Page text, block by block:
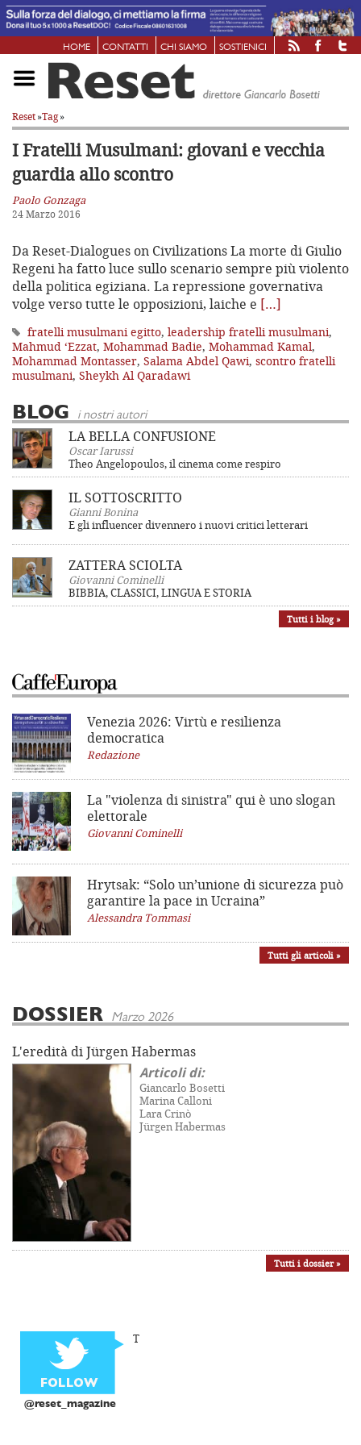
HOME CONTATTI CHI SIAMO SOSTIENICI
Reset»Tag»
I Fratelli Musulmani: giovani e vecchia
guardia allo scontro
Paolo Gonzaga
24 Marzo 2016
Da Reset-Dialogues on Civilizations La morte di Giulio
Regeni ha fatto luce sullo scenario sempre più violento
della politica egiziana. La repressione governativa
volge verso tutte le opposizioni, laiche e […]
fratelli musulmani egitto, leadership fratelli musulmani,
Mahmud ‘Ezzat, Mohammad Badie, Mohammad Kamal,
Mohammad Montasser, Salama Abdel Qawi, scontro fratelli
musulmani, Sheykh Al Qaradawi
BLOG i nostri autori
LA BELLA CONFUSIONE
Oscar Iarussi
Theo Angelopoulos, il cinema come respiro
IL SOTTOSCRITTO
Gianni Bonina
E gli influencer divennero i nuovi critici letterari
ZATTERA SCIOLTA
Giovanni Cominelli
BIBBIA, CLASSICI, LINGUA E STORIA
Tutti i blog »
Venezia 2026: Virtù e resilienza
democratica
Redazione
La "violenza di sinistra" qui è uno slogan
elettorale
Giovanni Cominelli
Hrytsak: “Solo un’unione di sicurezza può
garantire la pace in Ucraina”
Alessandra Tommasi
Tutti gli articoli »
DOSSIER Marzo 2026
L'eredità di Jürgen Habermas
Articoli di:
Giancarlo Bosetti
Marina Calloni
Lara Crinò
Jürgen Habermas
Tutti i dossier »
@reset_magazine
T